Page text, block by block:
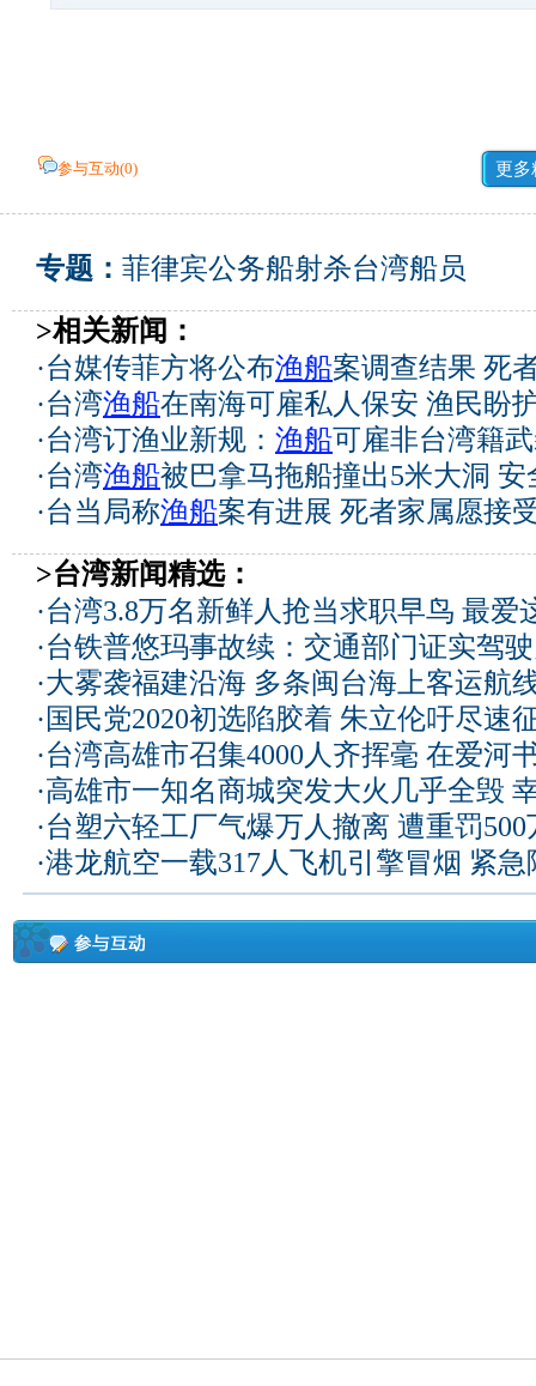
参与互动(0) 更多
专题： 菲律宾公务船射杀台湾船员
>相关新闻：
·台媒传菲方将公布渔船案调查结果 死
·台湾渔船在南海可雇私人保安 渔民盼
·台湾订渔业新规： 渔船可雇非台湾籍
·台湾渔船被巴拿马拖船撞出5米大洞 安
·台当局称渔船案有进展 死者家属愿接
>台湾新闻精选：
·台湾3.8万名新鲜人抢当求职早鸟 最爱
·台铁普悠玛事故续：交通部门证实驾
·大雾袭福建沿海 多条闽台海上客运航
· 国民党2020初选陷胶着 朱立伦吁尽速
·台湾高雄市召集4000人齐挥毫 在爱河
·高雄市一知名商城突发大火几乎全毁
·台塑六轻工厂气爆万人撤离 遭重罚
·港龙航空一载317人飞机引擎冒烟 紧